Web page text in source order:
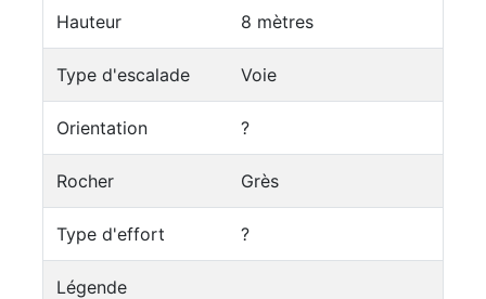
Hauteur 8 mètres
Type d'escalade Voie
Orientation ?
Rocher Grès
Type d'effort ?
Légende